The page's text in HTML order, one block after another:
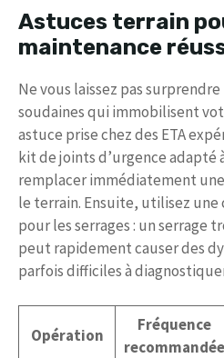
Astuces terrain
maintenance
Ne vous laissez pas
soudaines qui immobilisent
astuce prise chez des ETA
kit de joints d’urgence adapté
remplacer immédiatement
le terrain. Ensuite, utilisez
pour les serrages : un serrage
peut rapidement causer des
parfois difficiles à
Opération
Fréquence
recommandée